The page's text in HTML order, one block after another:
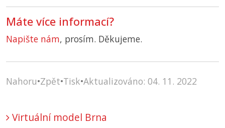
Máte více informací?
Napište nám, prosím. Děkujeme.
Nahoru•Zpět•Tisk•Aktualizováno: 04. 11. 2022
Virtuální model Brna